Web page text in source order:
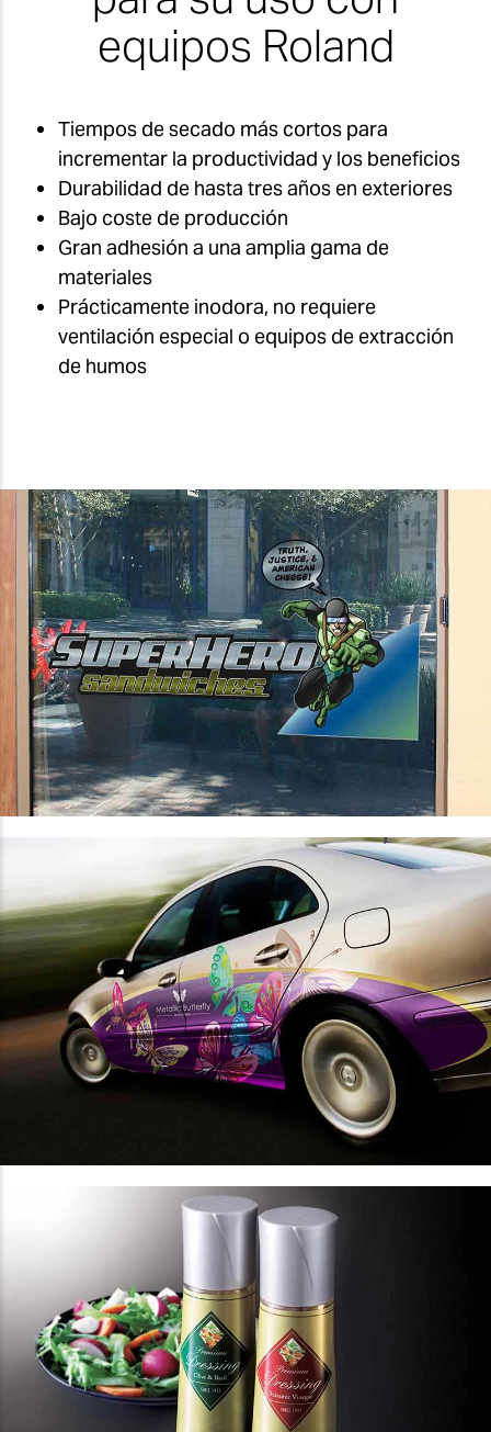
equipos Roland
Tiempos de secado más cortos para
incrementar la productividad y los beneficios
Durabilidad de hasta tres años en exteriores
Bajo coste de producción
Gran adhesión a una amplia gama de
materiales
Prácticamente inodora, no requiere
ventilación especial o equipos de extracción
de humos